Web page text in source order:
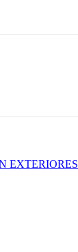
EXTERIORES